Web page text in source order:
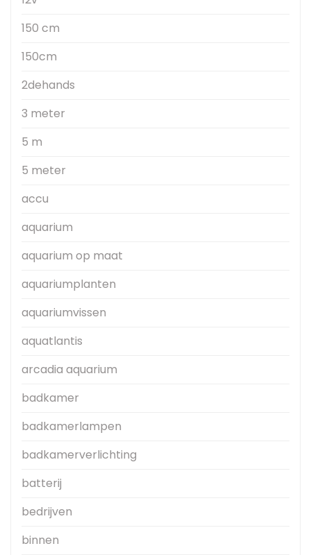
150 cm
150cm
2dehands
3 meter
5 m
5 meter
accu
aquarium
aquarium op maat
aquariumplanten
aquariumvissen
aquatlantis
arcadia aquarium
badkamer
badkamerlampen
badkamerverlichting
batterij
bedrijven
binnen